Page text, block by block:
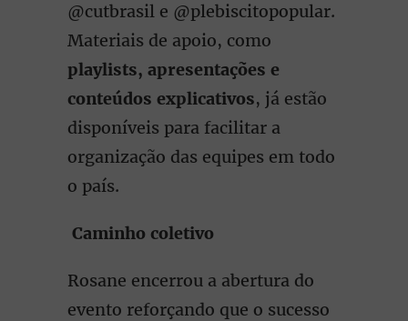
@cutbrasil e @plebiscitopopular.
Materiais de apoio, como
playlists, apresentações e
conteúdos explicativos, já estão
disponíveis para facilitar a
organização das equipes em todo
o país.
Caminho coletivo
Rosane encerrou a abertura do
evento reforçando que o sucesso